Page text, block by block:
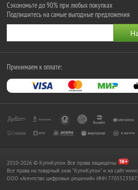
Сэкономьте до 90% при любых покупках
Подпишитесь на самые выгодные предложения
Принимаем к оплате:
2010-2026 © КупиКупон. Все права защищены.
Все права на товарный знак "КупиКупон" и на сайт
OOO «Агентство цифровых решений» ИНН